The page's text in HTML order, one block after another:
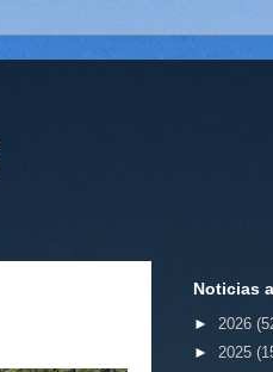
Noticias
► 2026
► 2025